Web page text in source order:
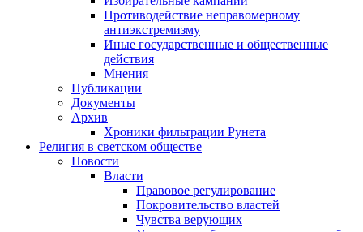
Противодействие неправомерному
антиэкстремизму
Иные государственные и общественные
действия
Мнения
Публикации
Документы
Архив
Хроники фильтрации Рунета
Религия в светском обществе
Новости
Власти
Правовое регулирование
Покровительство властей
Чувства верующих